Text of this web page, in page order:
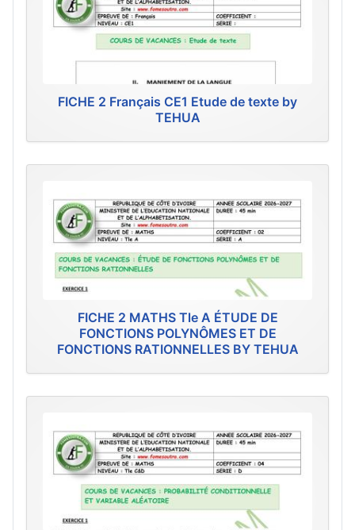
FICHE 2 Français CE1 Etude de texte by
TEHUA
FICHE 2 MATHS Tle A ÉTUDE DE
FONCTIONS POLYNÔMES ET DE
FONCTIONS RATIONNELLES BY TEHUA